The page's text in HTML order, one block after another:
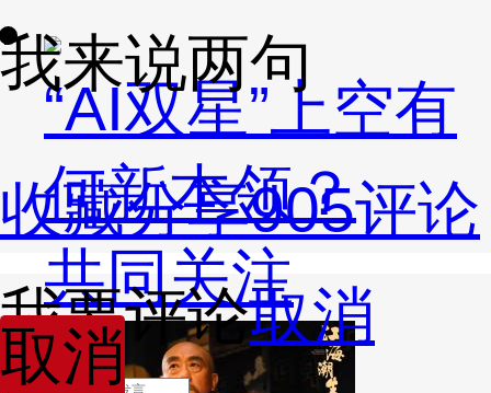
“AI双星”上空有
何新本领？
共同关注
我来说两句
收藏分享905评论
取消
我要评论取消